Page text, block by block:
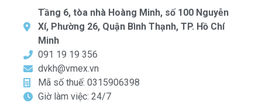
Tầng 6, tòa nhà Hoàng Minh, số 100 Nguyễn
Xí, Phường 26, Quận Bình Thạnh, TP. Hồ Chí
Minh
091 19 19 356
dvkh@vmex.vn
Mã số thuế: 0315906398
Giờ làm việc: 24/7